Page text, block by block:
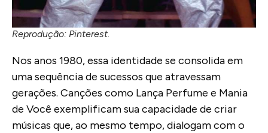
Reprodução: Pinterest.
Nos anos 1980, essa identidade se consolida em
uma sequência de sucessos que atravessam
gerações. Canções como Lança Perfume e Mania
de Você exemplificam sua capacidade de criar
músicas que, ao mesmo tempo, dialogam com o